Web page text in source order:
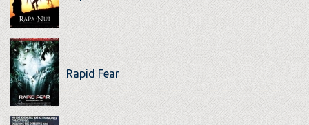
Rapid Fear